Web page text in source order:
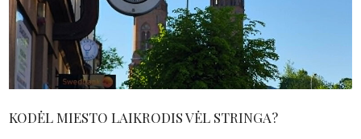
KODĖL MIESTO LAIKRODIS VĖL STRINGA?